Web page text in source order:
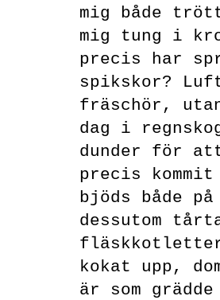
mig både
mig tung i
precis har
spikskor?
fräschör,
dag i
dunder för
precis
bjöds både
dessutom
kokat upp,
är som